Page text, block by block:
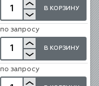
В КОРЗИНУ
по запросу
В КОРЗИНУ
по запросу